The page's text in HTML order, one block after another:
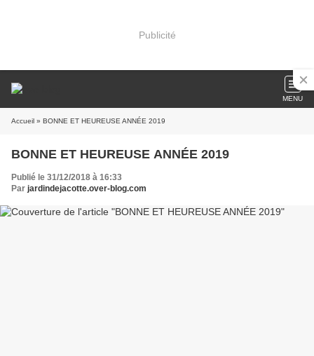
Publicité
MENU
Accueil » BONNE ET HEUREUSE ANNÉE 2019
BONNE ET HEUREUSE ANNÉE 2019
Publié le 31/12/2018 à 16:33
Par jardindejacotte.over-blog.com